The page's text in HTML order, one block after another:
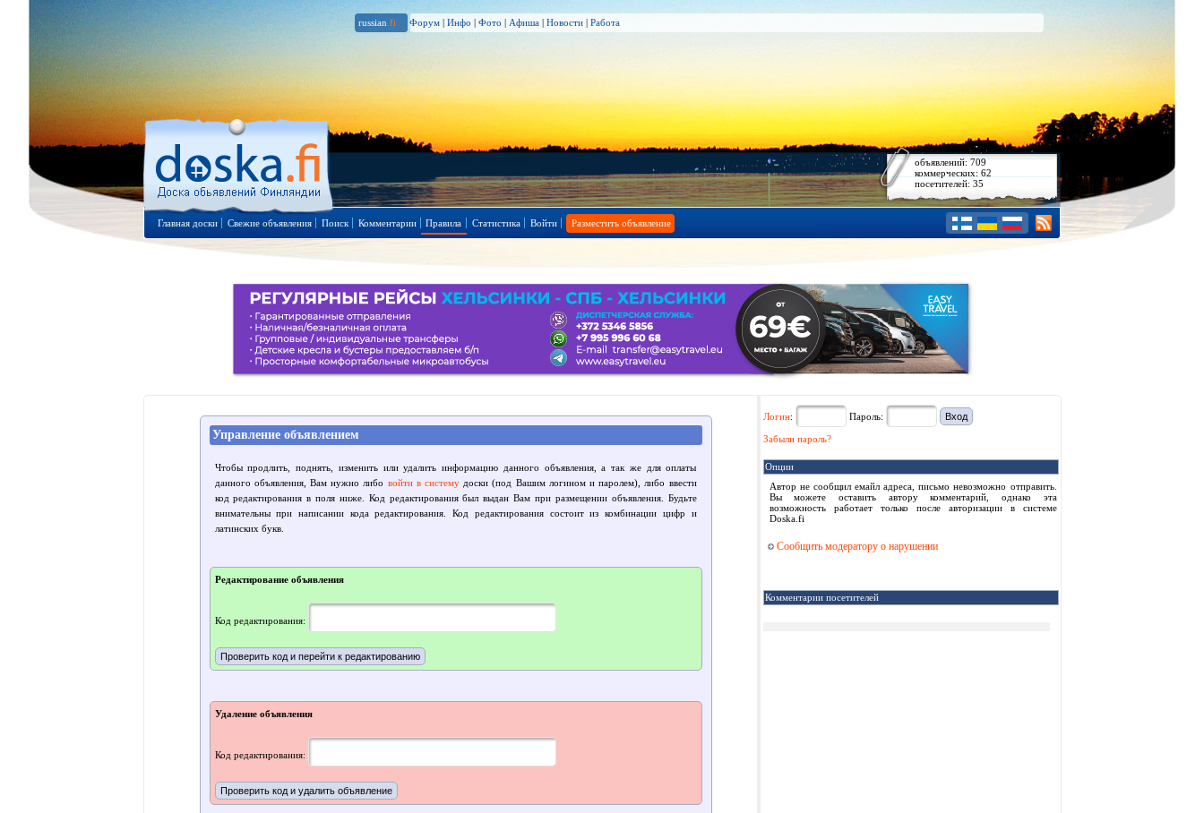
russian .fi Форум | Инфо | Фото | Афиша | Новости | Работа
объявлений: 709
коммерческих: 62
посетителей: 35
Главная доски Свежие объявления Поиск Комментарии Правила Статистика Войти Разместить объявление
Управление объявлением
Чтобы продлить, поднять, изменить или удалить информацию данного объявления, а так же для оплаты
данного объявления, Вам нужно либо войти в системудоски (под Вашим логином и паролем), либо ввести
код редактирования в поля ниже. Код редактирования был выдан Вам при размещении объявления. Будьте
внимательны при написании кода редактирования. Код редактирования состоит из комбинации цифр и
латинских букв.
Редактирование объявления
Код редактирования:
Удаление объявления
Код редактирования:
Логин: Пароль:
Забыли пароль?
Опции
Автор не сообщил емайл адреса, письмо невозможно отправить.
Вы можете оставить автору комментарий, однако эта
возможность работает только после авторизации в системе
Doska.fi
Сообщить модератору о нарушении
Комментарии посетителей